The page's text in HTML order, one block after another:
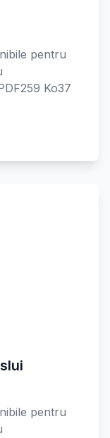
pentru
Ko37
pentru